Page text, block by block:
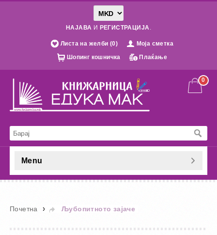
НАЈАВА И РЕГИСТРАЦИЈА.
Листа на желби (0)
Моја сметка
Шопинг кошничка
Плаќање
0
Menu
Почетна » Љубопитното зајаче